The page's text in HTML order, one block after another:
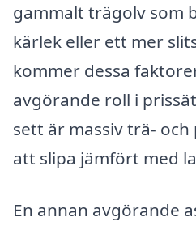
gammalt trägolv som
kärlek eller ett mer
kommer dessa
avgörande roll i
sett är massiv trä-
att slipa jämfört med
En annan avgörande